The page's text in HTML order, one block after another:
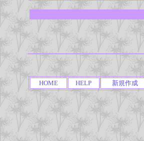
HOME HELP 新規作成